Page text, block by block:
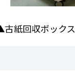
ボックス